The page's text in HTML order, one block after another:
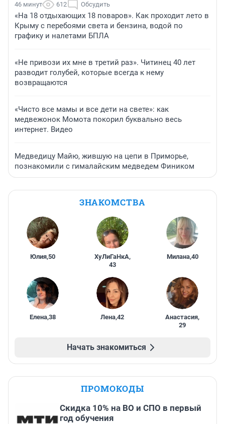
46 минут 612 Обсудить
«На 18 отдыхающих 18 поваров». Как проходит лето в
Крыму с перебоями света и бензина, водой по
графику и налетами БПЛА
«Не привози их мне в третий раз». Читинец 40 лет
разводит голубей, которые всегда к нему
возвращаются
«Чисто все мамы и все дети на свете»: как
медвежонок Момота покорил буквально весь
интернет. Видео
Медведицу Майю, жившую на цепи в Приморье,
познакомили с гималайским медведем Фиником
ЗНАКОМСТВА
Юлия,50 ХуЛиГаНкА,
43
Милана,40
Елена,38 Лена,42 Анастасия,
29
Начать знакомиться
ПРОМОКОДЫ
Скидка 10% на ВО и СПО в первый
год обучения